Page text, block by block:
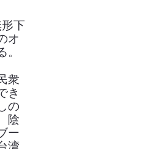
下
オ
衆
き
の
陰
ー
湾